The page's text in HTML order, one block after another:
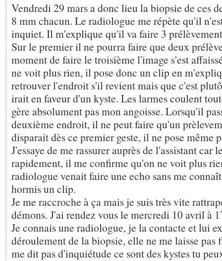
Vendredi 29 mars a donc lieu la biopsie de ces
8 mm chacun. Le radiologue me répète qu'il
inquiet. Il m'explique qu'il va faire 3
Sur le premier il ne pourra faire que deux
moment de faire le troisième l'image s'est
ne voit plus rien, il pose donc un clip en
retrouver l'endroit s'il revient mais que c'est
irait en faveur d'un kyste. Les larmes coulent
gère absolument pas mon angoisse. Lorsqu'il
deuxième endroit, il ne peut faire qu'un
disparait dès ce premier geste, il ne pose même
J'essaye de me rassurer auprès de l'assistant car
rapidement, il me confirme qu'on ne voit plus
radiologue venait faire une echo sans me
hormis un clip.
Je me raccroche à ça mais je suis très vite
démons. J'ai rendez vous le mercredi 10 avril à
Je connais une radiologue, je la contacte et lui
déroulement de la biopsie, elle ne me laisse pas
me dit pas d'inquiétude ce sont des kystes tu